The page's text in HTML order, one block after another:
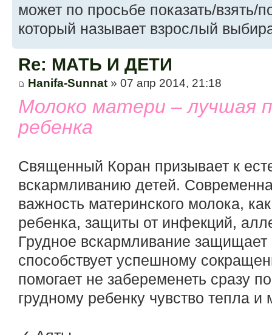
может по просьбе показать/взять/
который называет взрослый
Re: МАТЬ И ДЕТИ
Hanifa-Sunnat » 07 апр 2014, 21:18
Молоко матери – лучшая
ребенка
Священный Коран призывает к
вскармливанию детей.
важность материнского молока,
ребенка, защиты от инфекций,
Грудное вскармливание
способствует успешному
помогает не забеременеть сразу
грудному ребенку чувство тепла и